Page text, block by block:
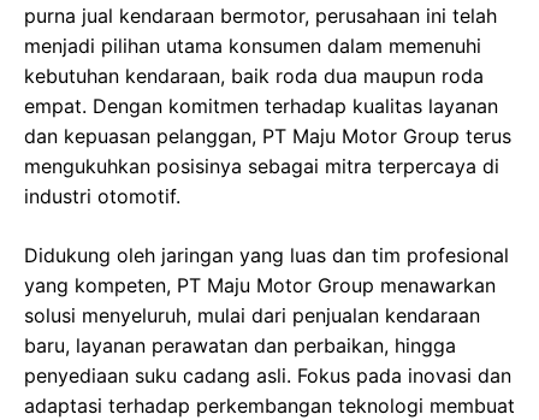
purna jual kendaraan bermotor, perusahaan ini telah
menjadi pilihan utama konsumen dalam memenuhi
kebutuhan kendaraan, baik roda dua maupun roda
empat. Dengan komitmen terhadap kualitas layanan
dan kepuasan pelanggan, PT Maju Motor Group terus
mengukuhkan posisinya sebagai mitra terpercaya di
industri otomotif.
Didukung oleh jaringan yang luas dan tim profesional
yang kompeten, PT Maju Motor Group menawarkan
solusi menyeluruh, mulai dari penjualan kendaraan
baru, layanan perawatan dan perbaikan, hingga
penyediaan suku cadang asli. Fokus pada inovasi dan
adaptasi terhadap perkembangan teknologi membuat